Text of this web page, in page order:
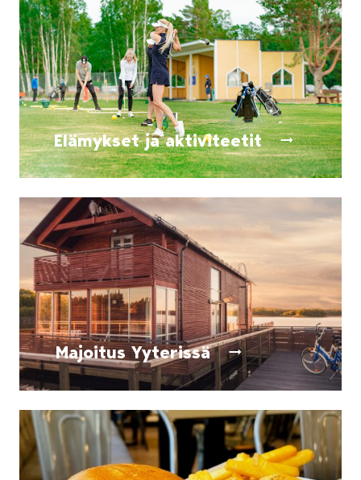
Elämykset ja aktiviteetit
Tekemistä koko perheelle! Valitse omat suosikit
Majoitus Yyterissä